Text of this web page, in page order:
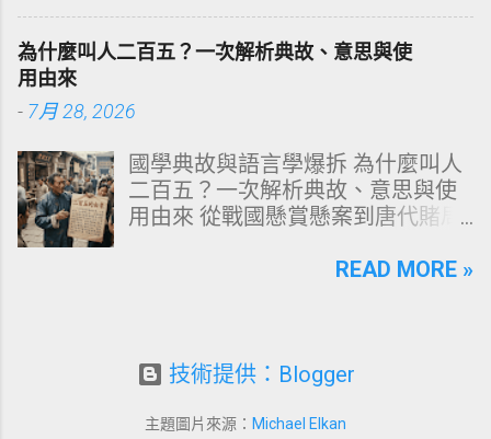
何泛黃，首先必須釐清牙齒的硬組
織構造。牙齒最外層是由高度鈣化
（Enamel，又稱牙釉質） ，而包裹
質（Dentin，又稱牙本質） 。 💡 生
理學核心觀念 健康自然的牙齒本來
就不是純白色。琺瑯質越半透明，
出來。當琺瑯質因磨損變薄、或是
全雪白的牙齒多半經過人工美白處
黃、褐色甚至灰斑時，往往代表著
康髮質。 💡 理性思維考題：你是否
天天洗頭，頭皮卻依然半天就出
數人的頭皮問題，並不是洗髮精買
了」。當你蓮蓬頭剛淋濕頭髮，下
一秒就把濃縮洗髮精直接抹在頭皮
上時，你已經親手觸發了一連串破
過嚴密的邏輯分析，為你解構正確
二、 關鍵核心：「預洗（Pre-
輯 三、 高效演算法：NT策略家的
為什麼叫人二百五？一次解析典故、意思與使
用由來
- 7月 28, 2026
國學典故與語言學爆拆 為什麼叫人
二百五？一次解析典故、意思與使
用由來 從戰國懸賞懸案到唐代賭局
常用語。一次拆解歷史真相、心理
一、「二百五」的核心意思與語境
與千金賞金 三、典故二：古代貨幣
READ MORE »
技術提供：Blogger
主題圖片來源： Michael Elkan